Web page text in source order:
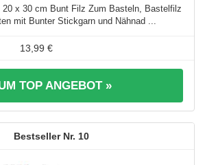
x 30 cm Bunt Filz Zum Basteln, Bastelfilz
mit Bunter Stickgarn und Nähnad ...
13,99 €
TOP ANGEBOT »
10